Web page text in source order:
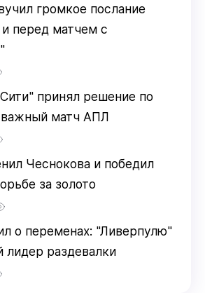
громкое послание
перед матчем с
принял решение по
важный матч АПЛ
Чеснокова и победил
за золото
о переменах: "Ливерпулю"
лидер раздевалки